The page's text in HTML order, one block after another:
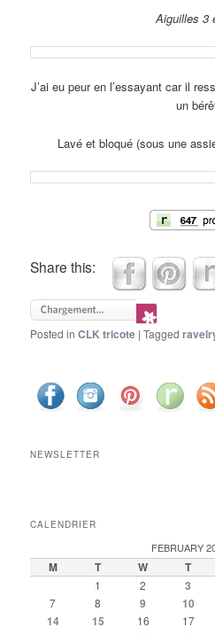
Aiguilles 3
J’ai eu peur en l’essayant car il
un
Lavé et bloqué (sous une
Share this:
Posted in CLK tricote |Tagged
NEWSLETTER
CALENDRIER
FEBRUARY
M T W T
1 2 3
7 8 9 10
14 15 16 17